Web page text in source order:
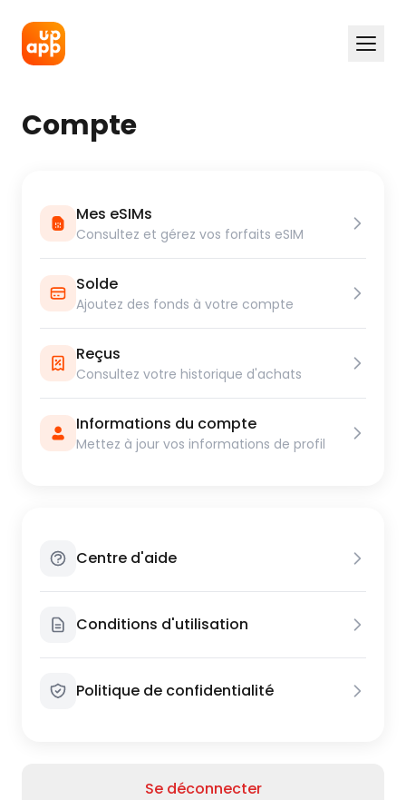
Compte
Mes eSIMs
Consultez et gérez vos forfaits eSIM
Solde
Ajoutez des fonds à votre compte
Reçus
Consultez votre historique d'achats
Informations du compte
Mettez à jour vos informations de profil
Centre d'aide
Conditions d'utilisation
Politique de confidentialité
Se déconnecter